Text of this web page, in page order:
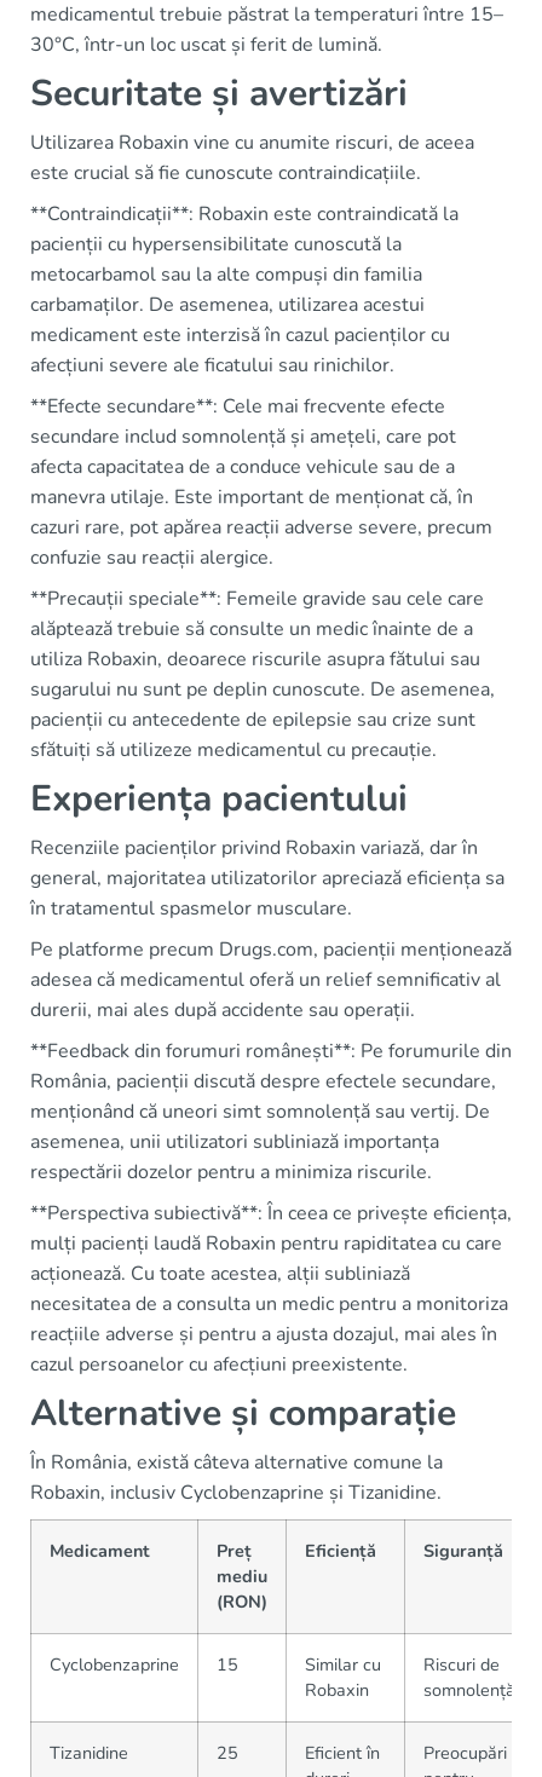
medicamentul trebuie păstrat la temperaturi între 15–
30°C, într-un loc uscat și ferit de lumină.
Securitate și avertizări
Utilizarea Robaxin vine cu anumite riscuri, de aceea
este crucial să fie cunoscute contraindicațiile.
**Contraindicații**: Robaxin este contraindicată la
pacienții cu hypersensibilitate cunoscută la
metocarbamol sau la alte compuși din familia
carbamaților. De asemenea, utilizarea acestui
medicament este interzisă în cazul pacienților cu
afecțiuni severe ale ficatului sau rinichilor.
**Efecte secundare**: Cele mai frecvente efecte
secundare includ somnolență și amețeli, care pot
afecta capacitatea de a conduce vehicule sau de a
manevra utilaje. Este important de menționat că, în
cazuri rare, pot apărea reacții adverse severe, precum
confuzie sau reacții alergice.
**Precauții speciale**: Femeile gravide sau cele care
alăptează trebuie să consulte un medic înainte de a
utiliza Robaxin, deoarece riscurile asupra fătului sau
sugarului nu sunt pe deplin cunoscute. De asemenea,
pacienții cu antecedente de epilepsie sau crize sunt
sfătuiți să utilizeze medicamentul cu precauție.
Experiența pacientului
Recenziile pacienților privind Robaxin variază, dar în
general, majoritatea utilizatorilor apreciază eficiența sa
în tratamentul spasmelor musculare.
Pe platforme precum Drugs.com, pacienții menționează
adesea că medicamentul oferă un relief semnificativ al
durerii, mai ales după accidente sau operații.
**Feedback din forumuri românești**: Pe forumurile din
România, pacienții discută despre efectele secundare,
menționând că uneori simt somnolență sau vertij. De
asemenea, unii utilizatori subliniază importanța
respectării dozelor pentru a minimiza riscurile.
**Perspectiva subiectivă**: În ceea ce privește eficiența,
mulți pacienți laudă Robaxin pentru rapiditatea cu care
acționează. Cu toate acestea, alții subliniază
necesitatea de a consulta un medic pentru a monitoriza
reacțiile adverse și pentru a ajusta dozajul, mai ales în
cazul persoanelor cu afecțiuni preexistente.
Alternative și comparație
În România, există câteva alternative comune la
Robaxin, inclusiv Cyclobenzaprine și Tizanidine.
Medicament
Preț
mediu
(RON)
Eficiență Siguranță
Cyclobenzaprine 15
Similar cu
Robaxin
Riscuri de
somnolență
Tizanidine 25
Eficient în
Preocupări